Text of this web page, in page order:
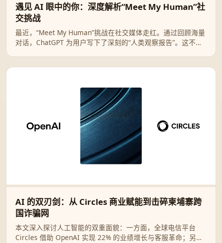
遇见 AI 眼中的你：深度解析“Meet My Human”社
交挑战
最近，“Meet My Human”挑战在社交媒体走红。通过回顾海量
对话，ChatGPT 为用户写下了深刻的“人类观察报告”。这不仅
AI 的双刃剑：从 Circles 商业赋能到击碎柬埔寨跨
国诈骗网
本文深入探讨人工智能的双重面貌：一方面，全球电信平台
Circles 借助 OpenAI 实现 22% 的业绩增长与客服革命；另一